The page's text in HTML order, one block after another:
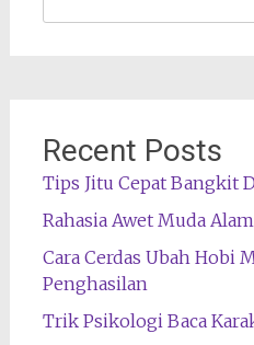
Recent Posts
Tips Jitu Cepat Bangkit
Rahasia Awet Muda
Cara Cerdas Ubah Hobi
Penghasilan
Trik Psikologi Baca